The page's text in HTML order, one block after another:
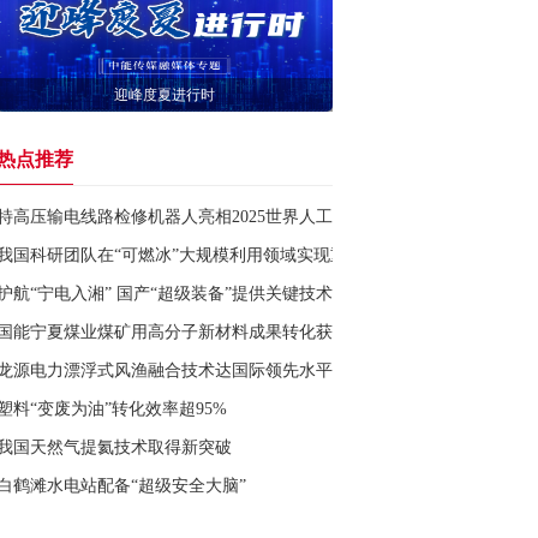
迎峰度夏进行时
点推荐
高压输电线路检修机器人亮相2025世界人工智能大会
国科研团队在“可燃冰”大规模利用领域实现重要突破
航“宁电入湘” 国产“超级装备”提供关键技术支撑
能宁夏煤业煤矿用高分子新材料成果转化获突破
源电力漂浮式风渔融合技术达国际领先水平
料“变废为油”转化效率超95%
国天然气提氦技术取得新突破
鹤滩水电站配备“超级安全大脑”